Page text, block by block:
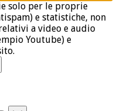
solo per le proprie
e statistiche, non
a video e audio
Youtube) e